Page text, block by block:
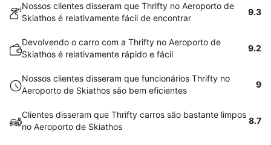
Nossos clientes disseram que Thrifty no Aeroporto de
Skiathos é relativamente fácil de encontrar
9.3
Devolvendo o carro com a Thrifty no Aeroporto de
Skiathos é relativamente rápido e fácil
9.2
Nossos clientes disseram que funcionários Thrifty no
Aeroporto de Skiathos são bem eficientes
9
Clientes disseram que Thrifty carros são bastante limpos
no Aeroporto de Skiathos
8.7